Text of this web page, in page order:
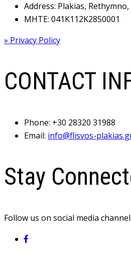
Address: Plakias,
MHTE: 041Κ112Κ2850001
» Privacy Policy
CONTACT
Phone: +30 28320 31988
Email: info@flisvos-
Stay
Follow us on social media